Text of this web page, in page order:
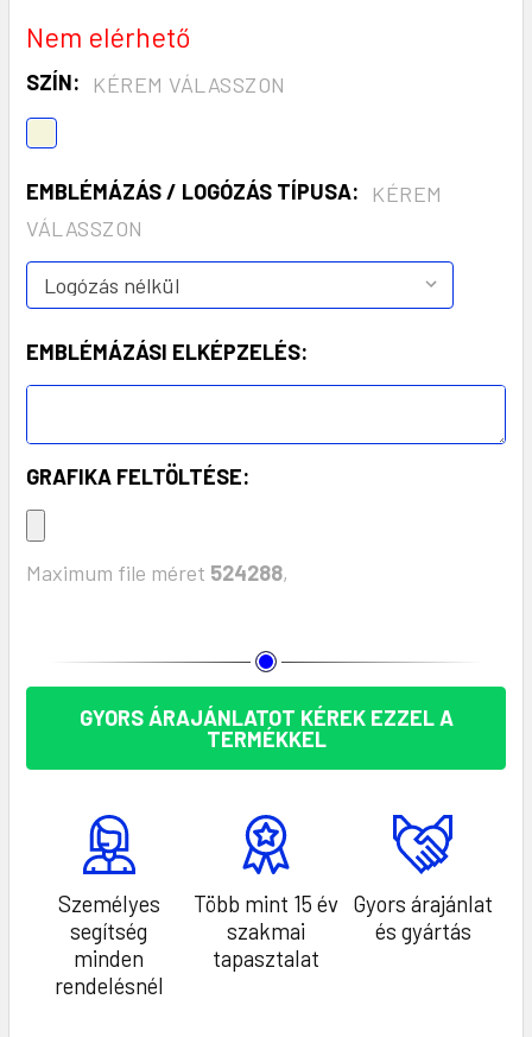
Nem elérhető
SZÍN: KÉREM VÁLASSZON
EMBLÉMÁZÁS / LOGÓZÁS TÍPUSA:
KÉREM
VÁLASSZON
EMBLÉMÁZÁSI ELKÉPZELÉS:
GRAFIKA FELTÖLTÉSE:
Maximum file méret 524288,
GYORS ÁRAJÁNLATOT KÉREK EZZEL A
TERMÉKKEL
Személyes
segítség
minden
rendelésnél
Több mint 15 év
szakmai
tapasztalat
Gyors árajánlat
és gyártás